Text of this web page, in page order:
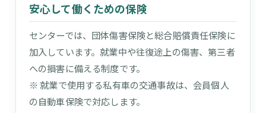
安心して働くための保険
センターでは、団体傷害保険と総合賠償責任保険に
加入しています。就業中や往復途上の傷害、第三者
への損害に備える制度です。
※ 就業で使用する私有車の交通事故は、会員個人
の自動車保険で対応します。